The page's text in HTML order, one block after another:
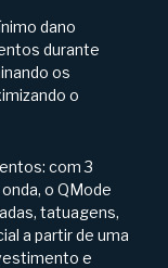
dano
durante
os
o
com 3
o QMode
tatuagens,
a partir de uma
e